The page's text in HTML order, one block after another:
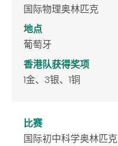
国际物理奥林匹克
地点
葡萄牙
香港队获得奖项
1金、3银、1铜
比赛
国际初中科学奥林匹克